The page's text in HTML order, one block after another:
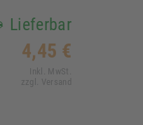
Lieferbar
4,45 €
Inkl. MwSt.
zzgl. Versand